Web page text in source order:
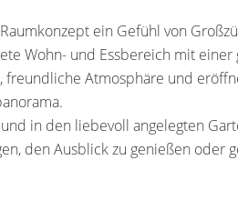
ein Gefühl von
Wohn- und Essbereich mit einer
freundliche Atmosphäre und
in den liebevoll angelegten
den Ausblick zu genießen oder